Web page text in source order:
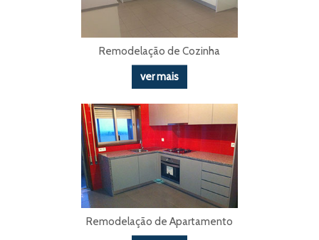
Remodelação de Cozinha
ver mais
Remodelação de Apartamento